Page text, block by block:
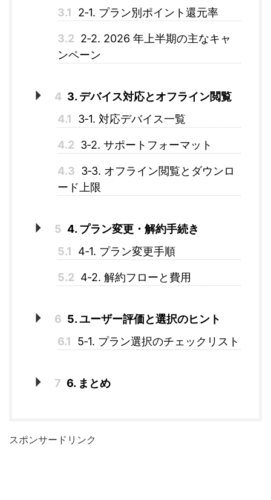
3.1
2‑1. プラン別ポイント還元率
3.2 2‑2. 2026 年上半期の主なキャ
ンペーン
4 3. デバイス対応とオフライン閲覧
4.1
3‑1. 対応デバイス一覧
4.2 3‑2. サポートフォーマット
4.3 3‑3. オフライン閲覧とダウンロ
ード上限
5 4. プラン変更・解約手続き
5.1
4‑1. プラン変更手順
5.2 4‑2. 解約フローと費用
6 5. ユーザー評価と選択のヒント
6.1
5‑1. プラン選択のチェックリスト
7 6. まとめ
スポンサードリンク